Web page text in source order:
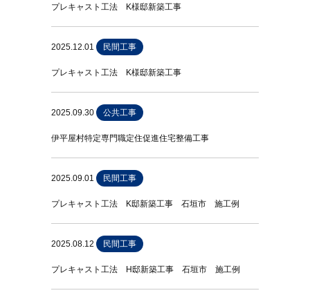
プレキャスト工法 K様邸新築工事
2025.12.01 民間工事
プレキャスト工法 K様邸新築工事
2025.09.30 公共工事
伊平屋村特定専門職定住促進住宅整備工事
2025.09.01 民間工事
プレキャスト工法 K邸新築工事 石垣市 施工例
2025.08.12 民間工事
プレキャスト工法 H邸新築工事 石垣市 施工例